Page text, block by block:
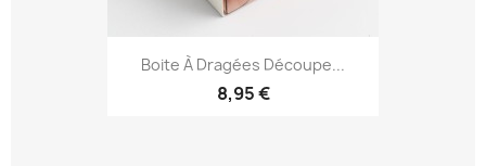
Boite À Dragées Découpe...
8,95 €